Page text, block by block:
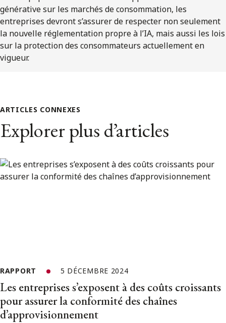
générative sur les marchés de consommation, les
entreprises devront s’assurer de respecter non seulement
la nouvelle réglementation propre à l’IA, mais aussi les lois
sur la protection des consommateurs actuellement en
vigueur.
ARTICLES CONNEXES
Explorer plus d’articles
RAPPORT 5 DÉCEMBRE 2024
Les entreprises s’exposent à des coûts croissants
pour assurer la conformité des chaînes
d’approvisionnement